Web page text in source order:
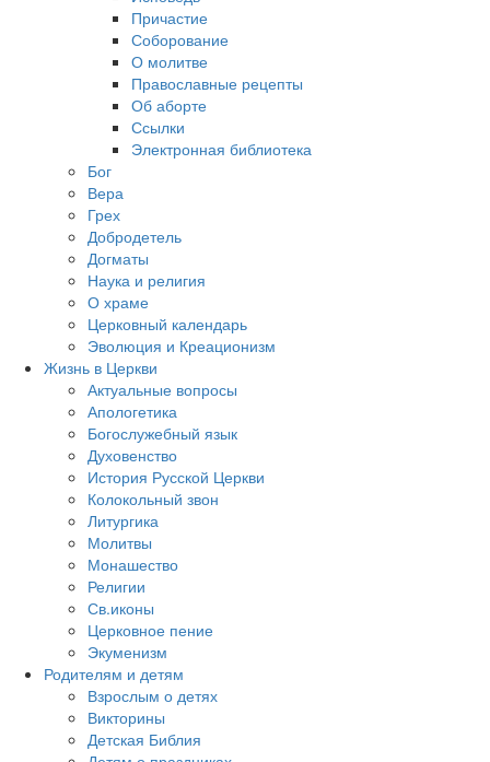
Причастие
Соборование
О молитве
Православные рецепты
Об аборте
Ссылки
Электронная библиотека
Бог
Вера
Грех
Добродетель
Догматы
Наука и религия
О храме
Церковный календарь
Эволюция и Креационизм
Жизнь в Церкви
Актуальные вопросы
Апологетика
Богослужебный язык
Духовенство
История Русской Церкви
Колокольный звон
Литургика
Молитвы
Монашество
Религии
Св.иконы
Церковное пение
Экуменизм
Родителям и детям
Взрослым о детях
Викторины
Детская Библия